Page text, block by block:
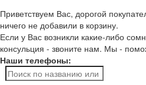
Приветствуем Вас, дорогой
ничего не добавили в корзину.
Если у Вас возникли какие-либо
консульция - звоните нам. Мы -
Наши телефоны: